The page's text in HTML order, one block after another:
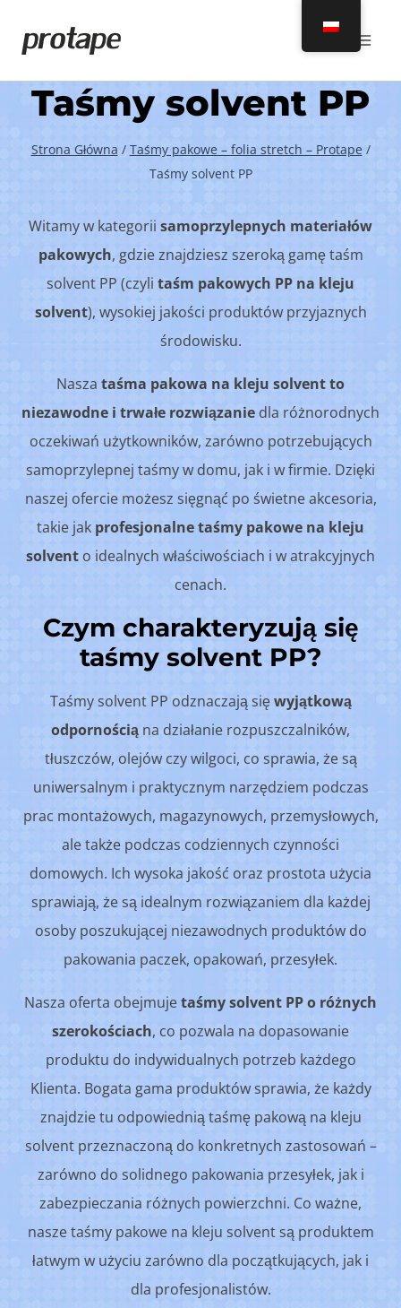
Taśmy solvent PP
Strona Główna / Taśmy pakowe – folia stretch – Protape /
Taśmy solvent PP
Witamy w kategorii samoprzylepnych materiałów
pakowych, gdzie znajdziesz szeroką gamę taśm
solvent PP (czyli taśm pakowych PP na kleju
solvent), wysokiej jakości produktów przyjaznych
środowisku.
Nasza taśma pakowa na kleju solvent to
niezawodne i trwałe rozwiązanie dla różnorodnych
oczekiwań użytkowników, zarówno potrzebujących
samoprzylepnej taśmy w domu, jak i w firmie. Dzięki
naszej ofercie możesz sięgnąć po świetne akcesoria,
takie jak profesjonalne taśmy pakowe na kleju
solvent o idealnych właściwościach i w atrakcyjnych
cenach.
Czym charakteryzują się
taśmy solvent PP?
Taśmy solvent PP odznaczają sięwyjątkową
odpornością na działanie rozpuszczalników,
tłuszczów, olejów czy wilgoci, co sprawia, że są
uniwersalnym i praktycznym narzędziem podczas
prac montażowych, magazynowych, przemysłowych,
ale także podczas codziennych czynności
domowych. Ich wysoka jakość oraz prostota użycia
sprawiają, że są idealnym rozwiązaniem dla każdej
osoby poszukującej niezawodnych produktów do
pakowania paczek, opakowań, przesyłek.
Nasza oferta obejmujetaśmy solvent PP o różnych
szerokościach, co pozwala na dopasowanie
produktu do indywidualnych potrzeb każdego
Klienta. Bogata gama produktów sprawia, że każdy
znajdzie tu odpowiednią taśmę pakową na kleju
solvent przeznaczoną do konkretnych zastosowań –
zarówno do solidnego pakowania przesyłek, jak i
zabezpieczania różnych powierzchni. Co ważne,
nasze taśmy pakowe na kleju solvent są produktem
łatwym w użyciu zarówno dla początkujących, jak i
dla profesjonalistów.